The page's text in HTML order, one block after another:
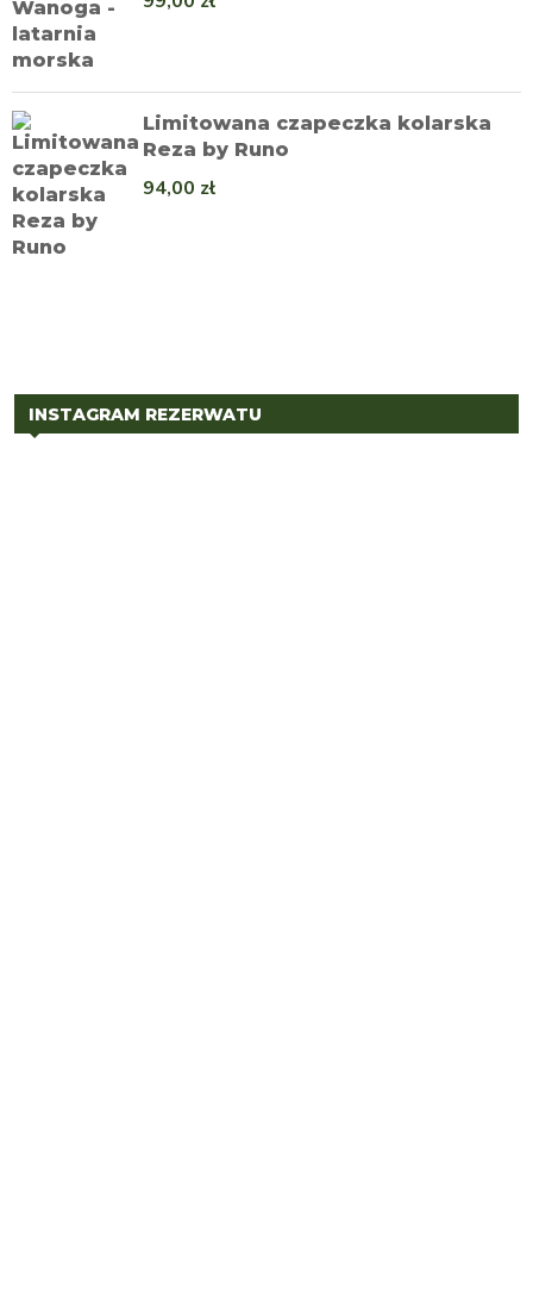
Limitowana czapeczka kolarska
Reza by Runo
94,00 zł
INSTAGRAM REZERWATU